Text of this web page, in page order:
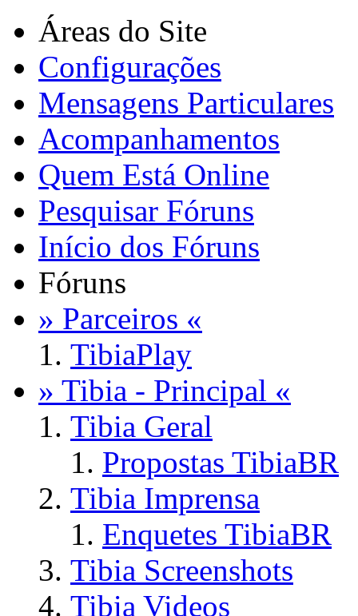
Áreas do Site
Configurações
Mensagens Particulares
Acompanhamentos
Quem Está Online
Pesquisar Fóruns
Início dos Fóruns
Fóruns
» Parceiros «
TibiaPlay
» Tibia - Principal «
Tibia Geral
Propostas TibiaBR
Tibia Imprensa
Enquetes TibiaBR
Tibia Screenshots
Tibia Videos